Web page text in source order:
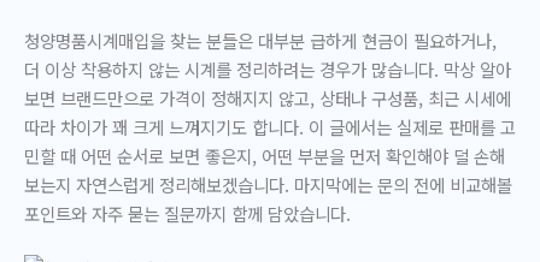
청양명품시계매입을 찾는 분들은 대부분 급하게 현금이 필요하거나,
더 이상 착용하지 않는 시계를 정리하려는 경우가 많습니다. 막상 알아
보면 브랜드만으로 가격이 정해지지 않고, 상태나 구성품, 최근 시세에
따라 차이가 꽤 크게 느껴지기도 합니다. 이 글에서는 실제로 판매를 고
민할 때 어떤 순서로 보면 좋은지, 어떤 부분을 먼저 확인해야 덜 손해
보는지 자연스럽게 정리해보겠습니다. 마지막에는 문의 전에 비교해볼
포인트와 자주 묻는 질문까지 함께 담았습니다.